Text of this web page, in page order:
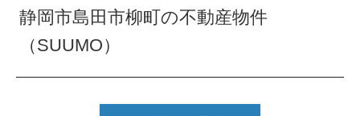
静岡市島田市柳町の不動産物件
（SUUMO）